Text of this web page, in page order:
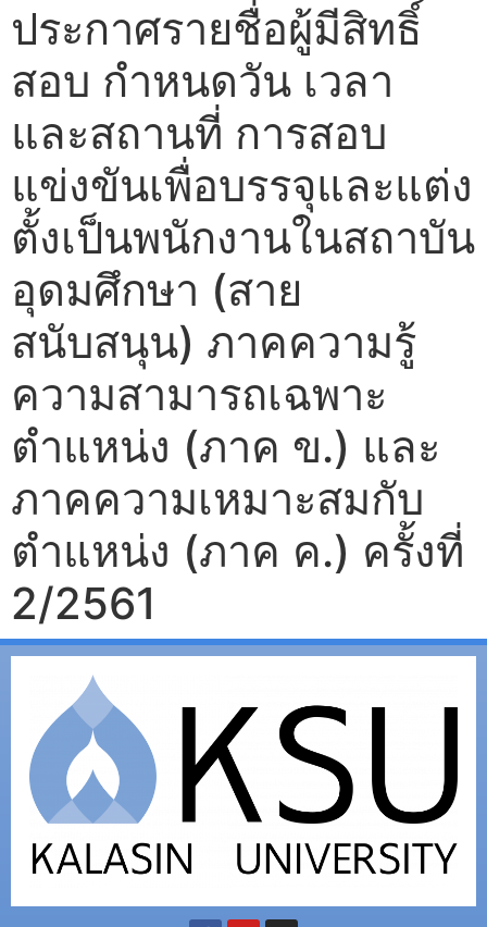
ประกาศรายชื่อผู้มีสิทธิ์
สอบ กำหนดวัน เวลา
และสถานที่ การสอบ
แข่งขันเพื่อบรรจุและแต่ง
ตั้งเป็นพนักงานในสถาบัน
อุดมศึกษา (สาย
สนับสนุน) ภาคความรู้
ความสามารถเฉพาะ
ตำแหน่ง (ภาค ข.) และ
ภาคความเหมาะสมกับ
ตำแหน่ง (ภาค ค.) ครั้งที่
2/2561